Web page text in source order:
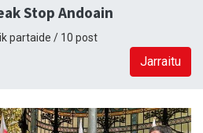
Stop Andoain
partaide / 10 post
Jarraitu